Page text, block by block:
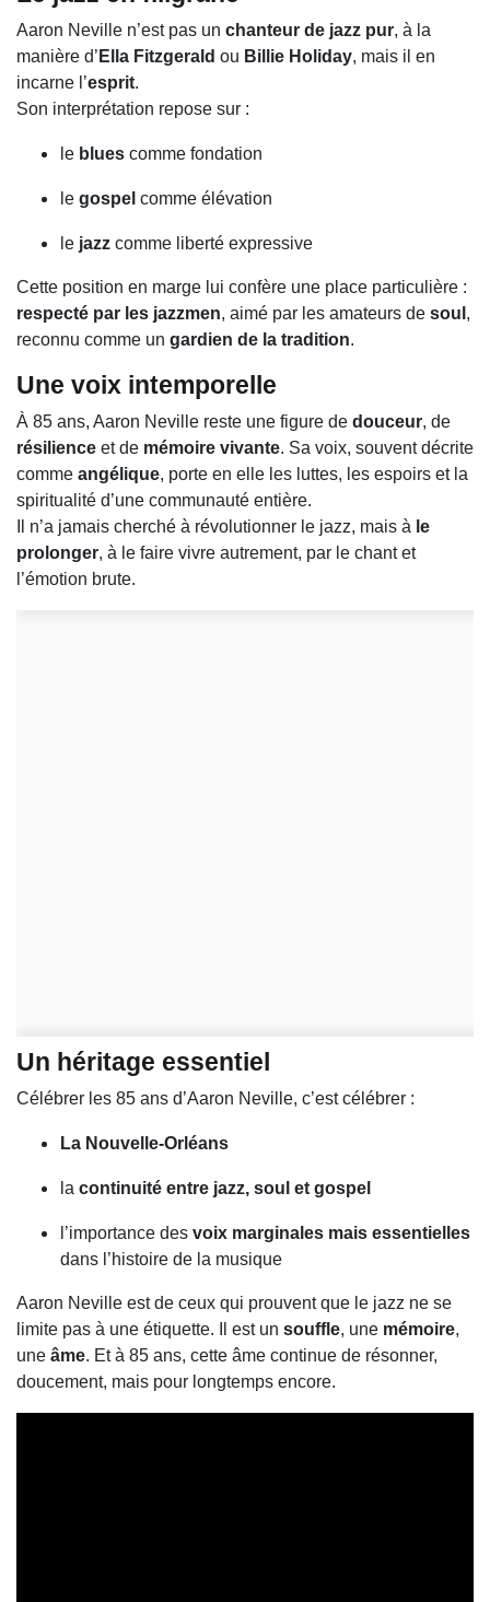
Aaron Neville n’est pas un chanteur de jazz pur, à la
manière d’ Ella Fitzgerald ou Billie Holiday, mais il en
incarne l’esprit.
Son interprétation repose sur :
le blues comme fondation
le gospel comme élévation
le jazz comme liberté expressive
Cette position en marge lui confère une place particulière :
respecté par les jazzmen, aimé par les amateurs de soul ,
reconnu comme un gardien de la tradition.
Une voix intemporelle
À 85 ans, Aaron Neville reste une figure de douceur, de
résilience et de mémoire vivante. Sa voix, souvent décrite
comme angélique, porte en elle les luttes, les espoirs et la
spiritualité d’une communauté entière.
Il n’a jamais cherché à révolutionner le jazz, mais à le
prolonger, à le faire vivre autrement, par le chant et
l’émotion brute.
Un héritage essentiel
Célébrer les 85 ans d’Aaron Neville, c’est célébrer :
La Nouvelle-Orléans
la continuité entre jazz, soul et gospel
l’importance des voix marginales mais essentielles
dans l’histoire de la musique
Aaron Neville est de ceux qui prouvent que le jazz ne se
limite pas à une étiquette. Il est un souffle, une mémoire,
une âme. Et à 85 ans, cette âme continue de résonner,
doucement, mais pour longtemps encore.